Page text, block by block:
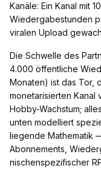
Kanäle: Ein Kanal mit
Wiedergabestunden
viralen Upload
Die Schwelle des
4.000 öffentliche
Monaten) ist das Tor,
monetarisierten Kanal
Hobby-Wachstum;
unten modelliert
liegende Mathematik
Abonnements,
nischenspezifischer